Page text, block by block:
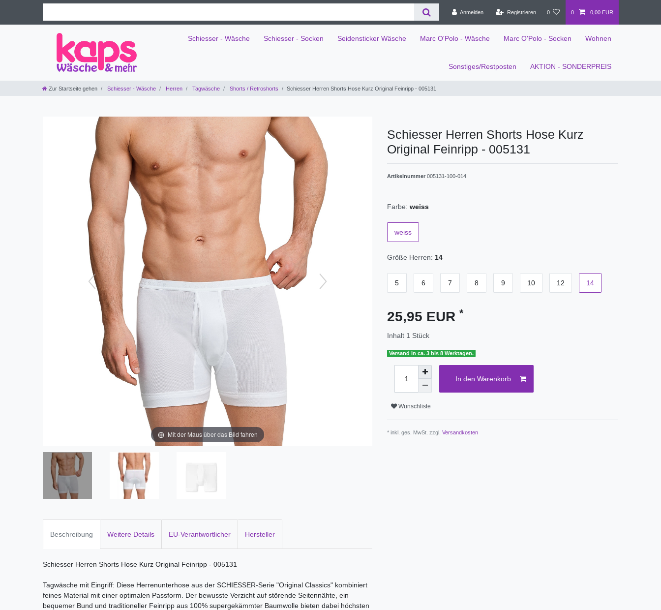
Anmelden Registrieren 0 0 0,00 EUR
Schiesser - Wäsche Schiesser - Socken Seidensticker Wäsche Marc O'Polo - Wäsche Marc O'Polo - Socken Wohnen
Sonstiges/Restposten AKTION - SONDERPREIS
Zur Startseite gehen Schiesser - Wäsche Herren Tagwäsche Shorts / Retroshorts Schiesser Herren Shorts Hose Kurz Original Feinripp - 005131
Mit der Maus über das Bild fahren
Schiesser Herren Shorts Hose Kurz
Original Feinripp - 005131
Artikelnummer 005131-100-014
Farbe: weiss
weiss
Größe Herren: 14
5 6 7 8 9 10 12 14
25,95 EUR *
Inhalt 1 Stück
Versand in ca. 3 bis 8 Werktagen.
In den Warenkorb
Wunschliste
* inkl. ges. MwSt. zzgl. Versandkosten
Beschreibung Weitere Details EU-Verantwortlicher Hersteller
Schiesser Herren Shorts Hose Kurz Original Feinripp - 005131
Tagwäsche mit Eingriff: Diese Herrenunterhose aus der SCHIESSER-Serie "Original Classics" kombiniert
feines Material mit einer optimalen Passform. Der bewusste Verzicht auf störende Seitennähte, ein
bequemer Bund und traditioneller Feinripp aus 100% supergekämmter Baumwolle bieten dabei höchsten